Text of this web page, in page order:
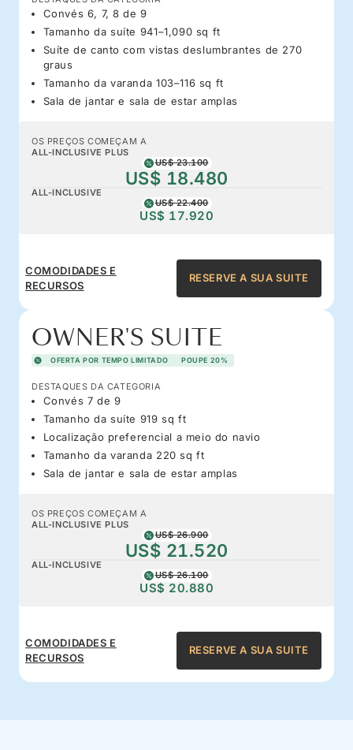
Convés 6, 7, 8 de 9
Tamanho da suíte 941–1,090 sq ft
Suíte de canto com vistas deslumbrantes de 270
graus
Tamanho da varanda 103–116 sq ft
Sala de jantar e sala de estar amplas
OS PREÇOS COMEÇAM A
ALL-INCLUSIVE PLUS
US$ 23.100
US$ 18.480
ALL-INCLUSIVE
US$ 22.400
US$ 17.920
COMODIDADES E
RECURSOS
RESERVE A SUA SUITE
OWNER'S SUITE
OFERTA POR TEMPO LIMITADO POUPE 20%
DESTAQUES DA CATEGORIA
Convés 7 de 9
Tamanho da suíte 919 sq ft
Localização preferencial a meio do navio
Tamanho da varanda 220 sq ft
Sala de jantar e sala de estar amplas
OS PREÇOS COMEÇAM A
ALL-INCLUSIVE PLUS
US$ 26.900
US$ 21.520
ALL-INCLUSIVE
US$ 26.100
US$ 20.880
COMODIDADES E
RECURSOS
RESERVE A SUA SUITE